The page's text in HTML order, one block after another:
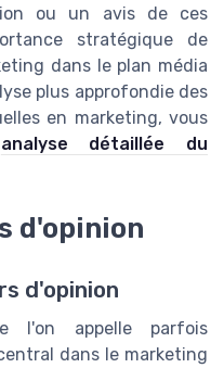
ou un avis de ces
stratégique de
dans le plan média
plus approfondie des
en marketing, vous
analyse détaillée du
d'opinion
d'opinion
l'on appelle parfois
dans le marketing